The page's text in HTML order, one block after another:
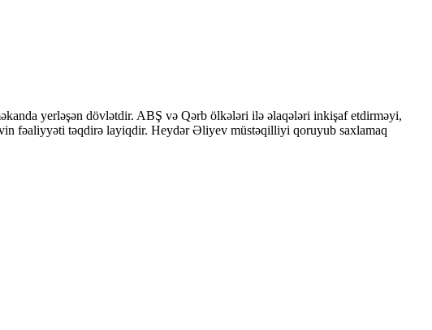
yerləşən dövlətdir. ABŞ və Qərb ölkələri ilə əlaqələri inkişaf etdirməyi,
fəaliyyəti təqdirə layiqdir. Heydər Əliyev müstəqilliyi qoruyub saxlamaq